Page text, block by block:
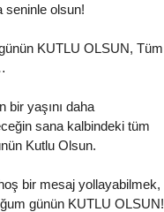
seninle olsun!
KUTLU OLSUN, Tüm
bir yaşını daha
sana kalbindeki tüm
Kutlu Olsun.
bir mesaj yollayabilmek,
günün KUTLU OLSUN!